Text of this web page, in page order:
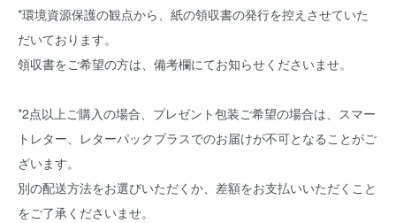
*環境資源保護の観点から、紙の領収書の発行を控えさせていた
だいております。
領収書をご希望の方は、備考欄にてお知らせくださいませ。
*2点以上ご購入の場合、プレゼント包装ご希望の場合は、スマー
トレター、レターパックプラスでのお届けが不可となることがご
ざいます。
別の配送方法をお選びいただくか、差額をお支払いいただくこと
をご了承くださいませ。